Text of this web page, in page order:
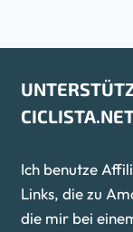
Ich benutze
Links, die zu
die mir bei